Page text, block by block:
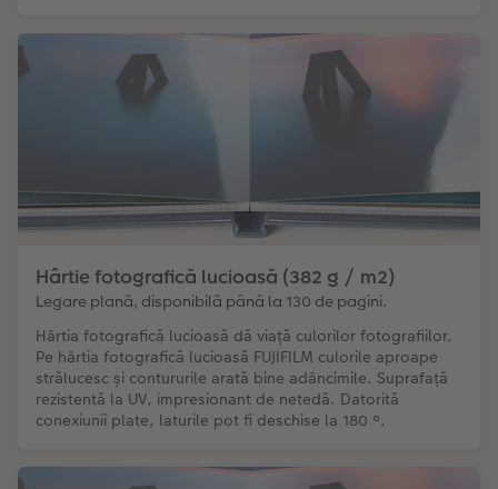
Hârtie fotografică lucioasă (382 g / m2)
Legare plană, disponibilă până la 130 de pagini.
Hârtia fotografică lucioasă dă viață culorilor fotografiilor.
Pe hârtia fotografică lucioasă FUJIFILM culorile aproape
strălucesc și contururile arată bine adâncimile. Suprafață
rezistentă la UV, impresionant de netedă. Datorită
conexiunii plate, laturile pot fi deschise la 180 °.